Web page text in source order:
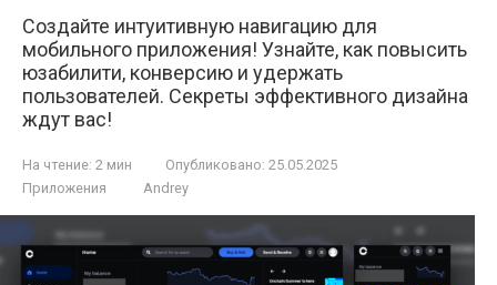
Создайте интуитивную навигацию для
мобильного приложения! Узнайте, как повысить
юзабилити, конверсию и удержать
пользователей. Секреты эффективного дизайна
ждут вас!
На чтение: 2 мин Опубликовано: 25.05.2025
Приложения
Andrey